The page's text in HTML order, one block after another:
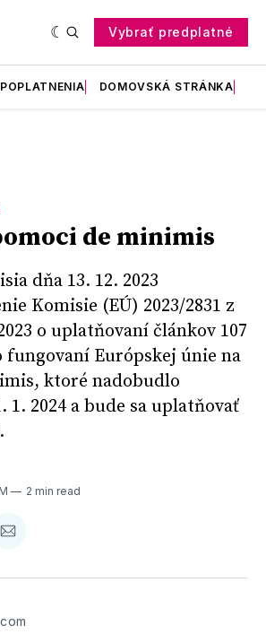
Vybrať predplatné
DOMOVSKÁ STRÁNKA
de minimis
dňa 13. 12. 2023
Komisie (EÚ) 2023/2831 z
o uplatňovaní článkov 107
fungovaní Európskej únie na
ktoré nadobudlo
1. 2024 a bude sa uplatňovať
2 min read
Zdieľať
E-